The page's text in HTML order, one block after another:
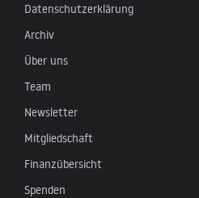
Datenschutzerklärung
Archiv
Über uns
Team
Newsletter
Mitgliedschaft
Finanzübersicht
Spenden